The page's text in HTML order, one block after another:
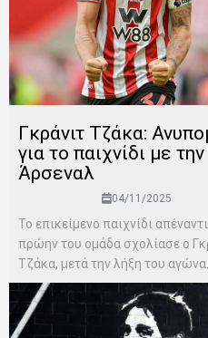
Γκράνιτ Τζάκα:
για το παιχνίδι με την
Άρσεναλ
04/11/2025
Το επικείμενο παιχνίδι
πρώην του ομάδα σχολίασε ο
Τζάκα, μετά την λήξη του